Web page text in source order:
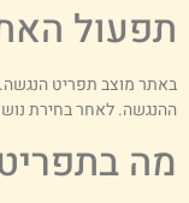
מוצב תפריט הנגשה.
לאחר בחירת נושא